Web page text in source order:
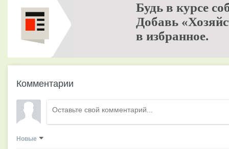
Будь в курсе
Добавь
в избранное.
Комментарии
Новые